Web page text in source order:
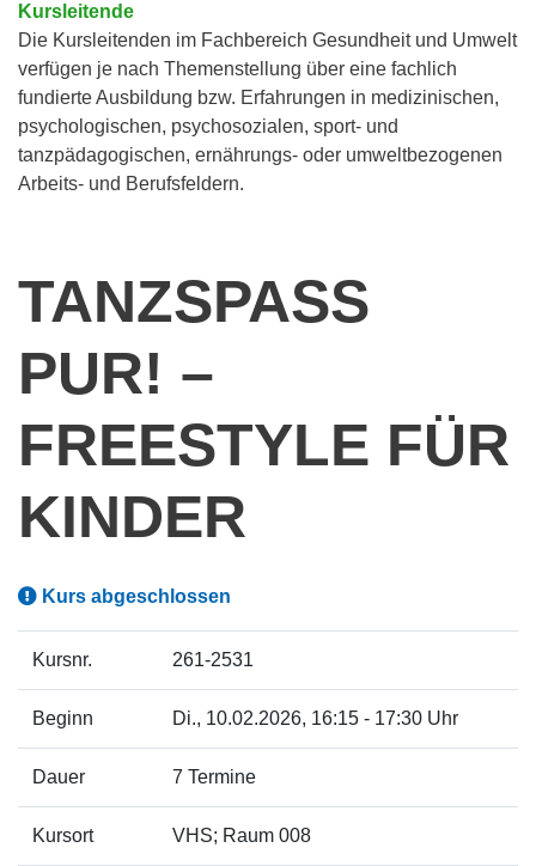
Kursleitende
Die Kursleitenden im Fachbereich Gesundheit und Umwelt
verfügen je nach Themenstellung über eine fachlich
fundierte Ausbildung bzw. Erfahrungen in medizinischen,
psychologischen, psychosozialen, sport- und
tanzpädagogischen, ernährungs- oder umweltbezogenen
Arbeits- und Berufsfeldern.
TANZSPASS P
UR! – F
REESTYLE FÜR K
INDER
Kurs abgeschlossen
Kursnr. 261-2531
Beginn Di., 10.02.2026, 16:15 - 17:30 Uhr
Dauer 7 Termine
Kursort VHS; Raum 008